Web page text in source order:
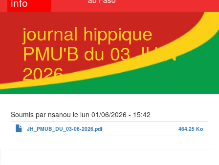
journal hippique
PMU'B du 03 JUIN
2026
Soumis par nsanou le lun 01/06/2026 - 15:42
JH_PMUB_DU_03-06-2026.pdf 464.25 Ko